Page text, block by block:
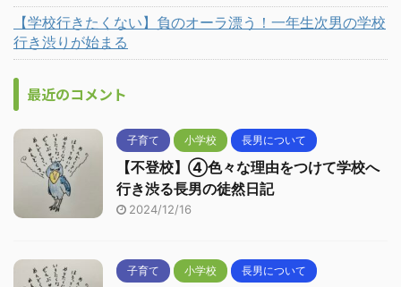
【学校行きたくない】負のオーラ漂う！一年生次男の学校
行き渋りが始まる
最近のコメント
子育て 小学校 長男について
【不登校】④色々な理由をつけて学校へ
行き渋る長男の徒然日記
2024/12/16
子育て 小学校 長男について